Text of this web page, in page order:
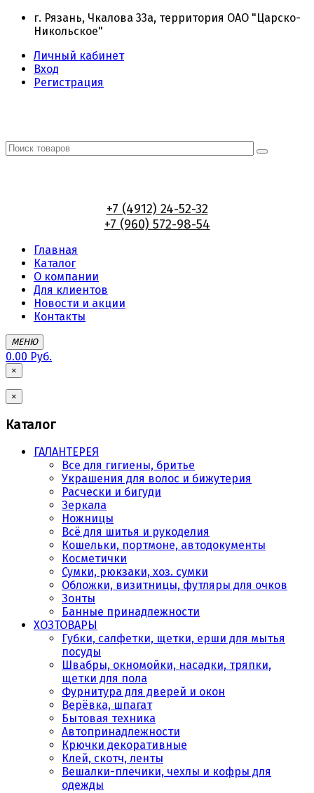
г. Рязань, Чкалова 33а, территория ОАО "Царско-
Никольское"
Личный кабинет
Вход
Регистрация
+7 (4912) 24-52-32
+7 (960) 572-98-54
Главная
Каталог
О компании
Для клиентов
Новости и акции
Контакты
МЕНЮ
0.00 Руб.
×
×
Каталог
ГАЛАНТЕРЕЯ
Все для гигиены, бритье
Украшения для волос и бижутерия
Расчески и бигуди
Зеркала
Ножницы
Всё для шитья и рукоделия
Кошельки, портмоне, автодокументы
Косметички
Сумки, рюкзаки, хоз. сумки
Обложки, визитницы, футляры для очков
Зонты
Банные принадлежности
ХОЗТОВАРЫ
Губки, салфетки, щетки, ерши для мытья
посуды
Швабры, окномойки, насадки, тряпки,
щетки для пола
Фурнитура для дверей и окон
Верёвка, шпагат
Бытовая техника
Автопринадлежности
Крючки декоративные
Клей, скотч, ленты
Вешалки-плечики, чехлы и кофры для
одежды